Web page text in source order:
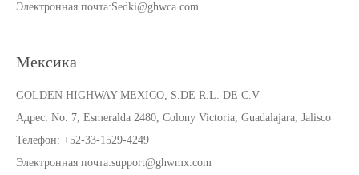
Электронная почта:Sedki@ghwca.com
Мексика
GOLDEN HIGHWAY MEXICO, S.DE R.L. DE C.V
Адрес: No. 7, Esmeralda 2480, Colony Victoria, Guadalajara, Jalisco
Телефон: +52-33-1529-4249
Электронная почта:support@ghwmx.com